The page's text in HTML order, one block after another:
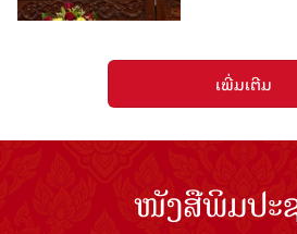
ເພີ່ມເຕີມ
ໜັງສືພິມປະ